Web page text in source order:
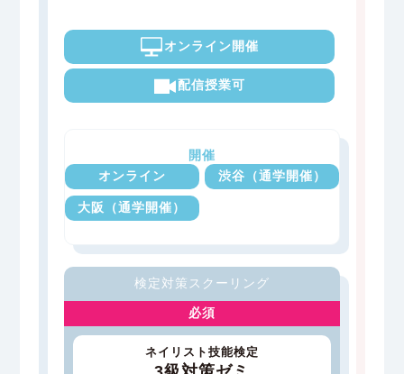
オンライン開催
配信授業可
開催
オンライン
渋谷（通学開催）
大阪（通学開催）
検定対策スクーリング
必須
ネイリスト技能検定